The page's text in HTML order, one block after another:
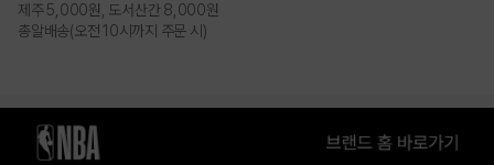
제주 5,000원, 도서산간 8,000원
총알배송(오전 10시까지 주문 시)